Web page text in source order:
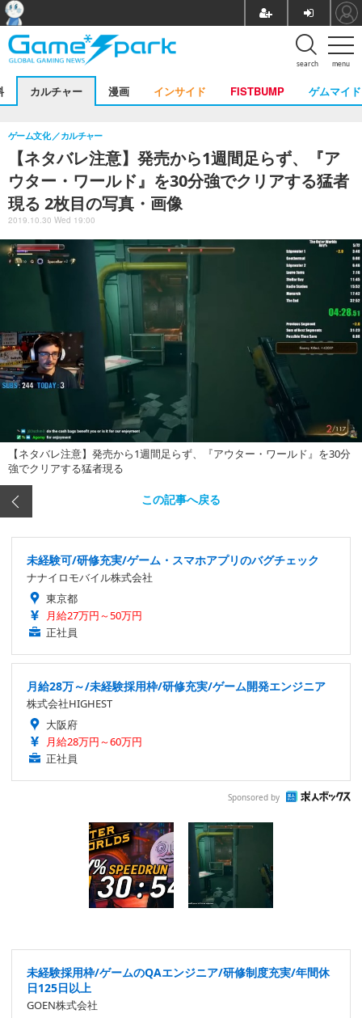
menu
search
カルチャー 漫画 インサイド FISTBUMP ゲムマイド
【ネタバレ注意】発売から1週間足らず、『ア
ウター・ワールド』を30分強でクリアする猛者
現る 2枚目の写真・画像
ゲーム文化 カルチャー
2019.10.30 Wed 19:00
【ネタバレ注意】発売から1週間足らず、『アウター・ワールド』を30分
強でクリアする猛者現る
この記事へ戻る
未経験可/研修充実/ゲーム・スマホアプリのバグチェック
ナナイロモバイル株式会社
東京都
月給27万円～50万円
正社員
月給28万～/未経験採用枠/研修充実/ゲーム開発エンジニア
株式会社HIGHEST
大阪府
月給28万円～60万円
正社員
Sponsored by
未経験採用枠/ゲームのQAエンジニア/研修制度充実/年間休
日125日以上
GOEN株式会社